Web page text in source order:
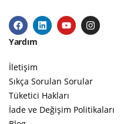
Yardım
İletişim
Sıkça Sorulan Sorular
Tüketici Hakları
İade ve Değişim Politikaları